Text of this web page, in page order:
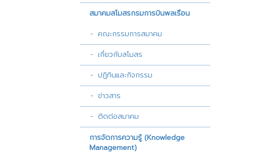
สมาคมสโมสรกรมการบินพลเรือน
คณะกรรมการสมาคม
เกี่ยวกับสโมสร
ปฏิทินและกิจกรรม
ข่าวสาร
ติดต่อสมาคม
การจัดการความรู้ (Knowledge
Management)